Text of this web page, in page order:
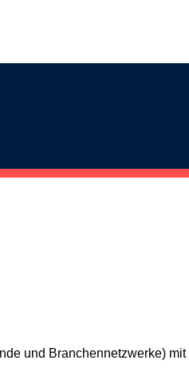
und Branchennetzwerke) mit